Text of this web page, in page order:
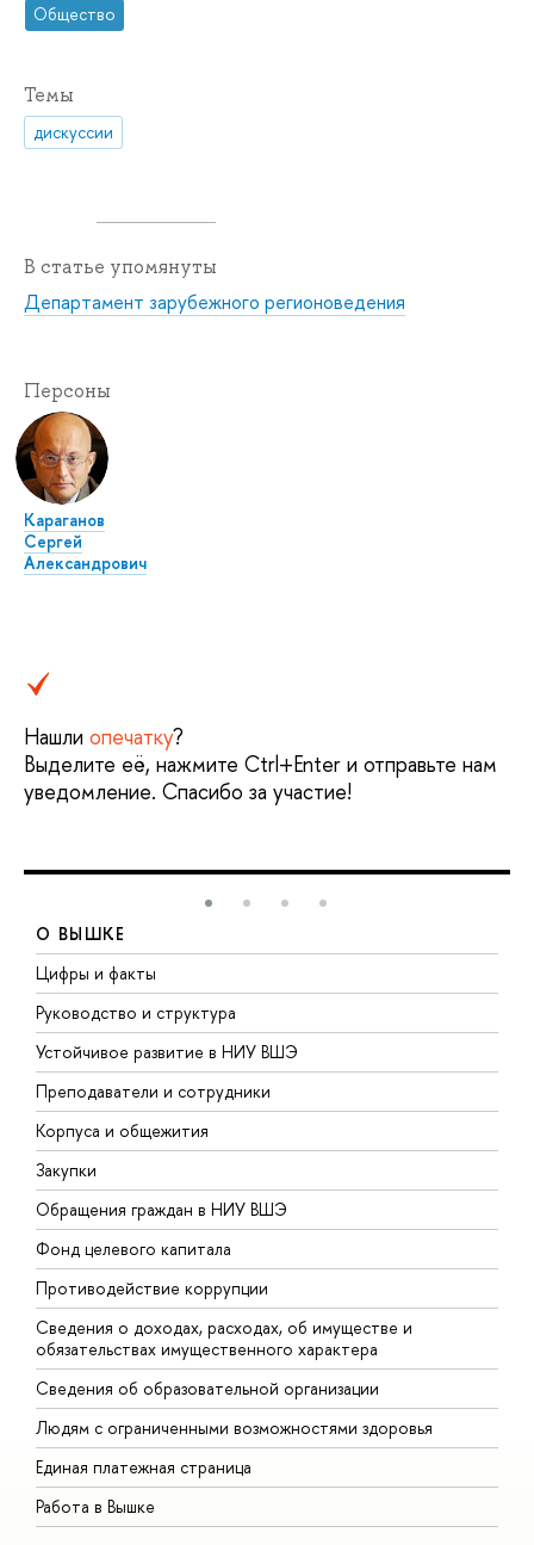
Общество
Темы
дискуссии
В статье упомянуты
Департамент зарубежного регионоведения
Персоны
Караганов
Сергей
Александрович
Нашли опечатку?
Выделите её, нажмите Ctrl+Enter и отправьте нам
уведомление. Спасибо за участие!
О ВЫШКЕ
Цифры и факты
Руководство и структура
Устойчивое развитие в НИУ ВШЭ
Преподаватели и сотрудники
Корпуса и общежития
Закупки
Обращения граждан в НИУ ВШЭ
Фонд целевого капитала
Противодействие коррупции
Сведения о доходах, расходах, об имуществе и
обязательствах имущественного характера
Сведения об образовательной организации
Людям с ограниченными возможностями здоровья
Единая платежная страница
Работа в Вышке